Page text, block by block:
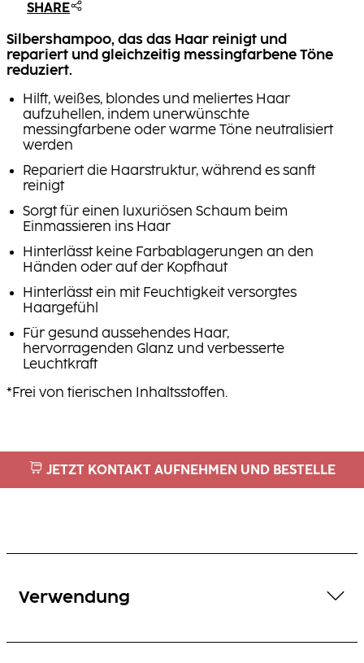
SHARE
Silbershampoo, das das Haar reinigt und
repariert und gleichzeitig messingfarbene Töne
reduziert.
Hilft, weißes, blondes und meliertes Haar
aufzuhellen, indem unerwünschte
messingfarbene oder warme Töne neutralisiert
werden
Repariert die Haarstruktur, während es sanft
reinigt
Sorgt für einen luxuriösen Schaum beim
Einmassieren ins Haar
Hinterlässt keine Farbablagerungen an den
Händen oder auf der Kopfhaut
Hinterlässt ein mit Feuchtigkeit versorgtes
Haargefühl
Für gesund aussehendes Haar,
hervorragenden Glanz und verbesserte
Leuchtkraft
*Frei von tierischen Inhaltsstoffen.
JETZT KONTAKT AUFNEHMEN UND BESTELLE
Verwendung